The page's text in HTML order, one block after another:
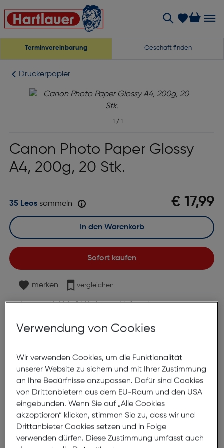
Terminvereinbarung Geschäft finden
Druckerpapier
1 / 1
Canon Photo Paper Glossy
A4, 200g, 20 Stk.
€ 17,99
35 Leossammeln
Sofort kaufen
In den Warenkorb
merken vergleichen
Lagernd | 6 bis 8 Werktage Lieferzeit
Selbstabholung in Verfügbarkeit prüfen
Produktbeschreibung
Canon Photo Paper Glossy A4,
200g, 20 Stk.
ArtNr.: 180003100
Das Canon Fotoglanzpapier für den täglichen
Verwendung von Cookies
Wir verwenden Cookies, um die Funktionalität
unserer Website zu sichern und mit Ihrer Zustimmung
an Ihre Bedürfnisse anzupassen. Dafür sind Cookies
von Drittanbietern aus dem EU-Raum und den USA
eingebunden. Wenn Sie auf „Alle Cookies
akzeptieren“ klicken, stimmen Sie zu, dass wir und
Drittanbieter Cookies setzen und in Folge
verwenden dürfen. Diese Zustimmung umfasst auch